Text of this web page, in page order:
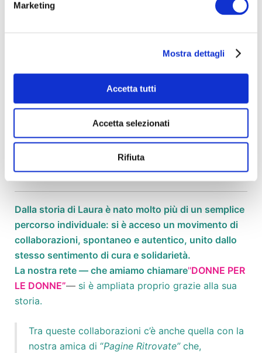
Marketing
Mostra dettagli
Accetta tutti
Accetta selezionati
Rifiuta
Con il tuo contributo possiamo garantire a Laura —
il lavoro e la rinascita.
Aiutaci a intrecciare nuove vite:
insieme possiamo cucire nuove
possibilità.
Dalla storia di Laura è nato molto più di un semplice
percorso individuale: si è acceso un movimento di
collaborazioni, spontaneo e autentico, unito dallo
stesso sentimento di cura e solidarietà.
La nostra rete — che amiamo chiamare"DONNE PER
LE DONNE”— si è ampliata proprio grazie alla sua
storia.
Tra queste collaborazioni c’è anche quella con la
nostra amica di “Pagine Ritrovate”che,